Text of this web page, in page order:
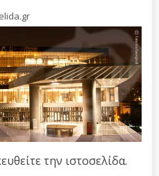
την ιστοσελίδα.